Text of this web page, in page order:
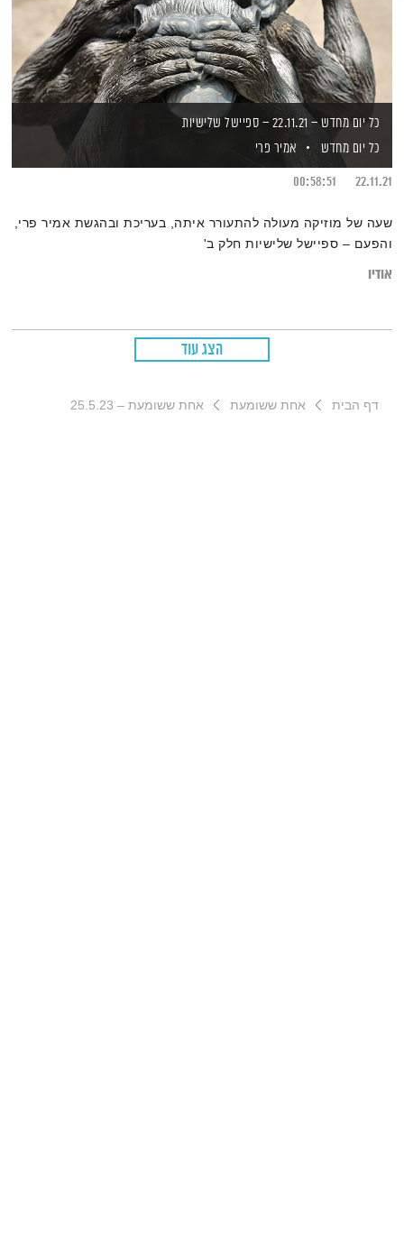
כל יום מחדש – 22.11.21 – ספיישל שלישיות
כל יום מחדש
אמיר פרי
22.11.21
00:58:51
שעה של מוזיקה מעולה להתעורר איתה, בעריכת ובהגשת אמיר פרי,
והפעם – ספיישל שלישיות חלק ב'
אודיו
הצג עוד
דף הבית אחת ששומעת אחת ששומעת – 25.5.23